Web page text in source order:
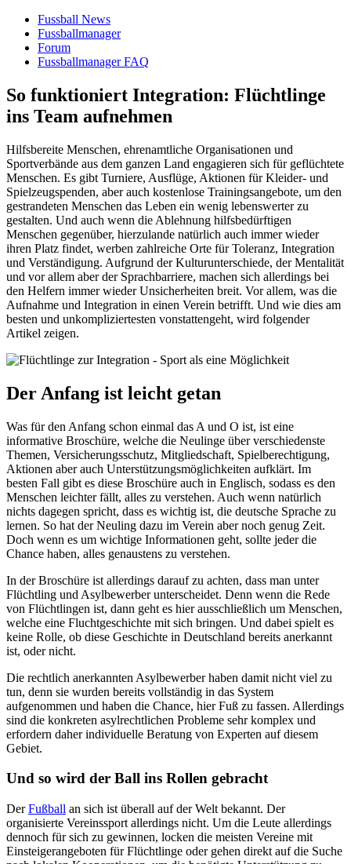
Fussball News
Fussballmanager
Forum
Fussballmanager FAQ
So funktioniert Integration: Flüchtlinge
ins Team aufnehmen
Hilfsbereite Menschen, ehrenamtliche Organisationen und
Sportverbände aus dem ganzen Land engagieren sich für geflüchtete
Menschen. Es gibt Turniere, Ausflüge, Aktionen für Kleider- und
Spielzeugspenden, aber auch kostenlose Trainingsangebote, um den
gestrandeten Menschen das Leben ein wenig lebenswerter zu
gestalten. Und auch wenn die Ablehnung hilfsbedürftigen
Menschen gegenüber, hierzulande natürlich auch immer wieder
ihren Platz findet, werben zahlreiche Orte für Toleranz, Integration
und Verständigung. Aufgrund der Kulturunterschiede, der Mentalität
und vor allem aber der Sprachbarriere, machen sich allerdings bei
den Helfern immer wieder Unsicherheiten breit. Vor allem, was die
Aufnahme und Integration in einen Verein betrifft. Und wie dies am
besten und unkompliziertesten vonstattengeht, wird folgender
Artikel zeigen.
Der Anfang ist leicht getan
Was für den Anfang schon einmal das A und O ist, ist eine
informative Broschüre, welche die Neulinge über verschiedenste
Themen, Versicherungsschutz, Mitgliedschaft, Spielberechtigung,
Aktionen aber auch Unterstützungsmöglichkeiten aufklärt. Im
besten Fall gibt es diese Broschüre auch in Englisch, sodass es den
Menschen leichter fällt, alles zu verstehen. Auch wenn natürlich
nichts dagegen spricht, dass es wichtig ist, die deutsche Sprache zu
lernen. So hat der Neuling dazu im Verein aber noch genug Zeit.
Doch wenn es um wichtige Informationen geht, sollte jeder die
Chance haben, alles genaustens zu verstehen.
In der Broschüre ist allerdings darauf zu achten, dass man unter
Flüchtling und Asylbewerber unterscheidet. Denn wenn die Rede
von Flüchtlingen ist, dann geht es hier ausschließlich um Menschen,
welche eine Fluchtgeschichte mit sich bringen. Und dabei spielt es
keine Rolle, ob diese Geschichte in Deutschland bereits anerkannt
ist, oder nicht.
Die rechtlich anerkannten Asylbewerber haben damit nicht viel zu
tun, denn sie wurden bereits vollständig in das System
aufgenommen und haben die Chance, hier Fuß zu fassen. Allerdings
sind die konkreten asylrechtlichen Probleme sehr komplex und
erfordern daher individuelle Beratung von Experten auf diesem
Gebiet.
Und so wird der Ball ins Rollen gebracht
DerFußball an sich ist überall auf der Welt bekannt. Der
organisierte Vereinssport allerdings nicht. Um die Leute allerdings
dennoch für sich zu gewinnen, locken die meisten Vereine mit
Einsteigerangeboten für Flüchtlinge oder gehen direkt auf die Suche